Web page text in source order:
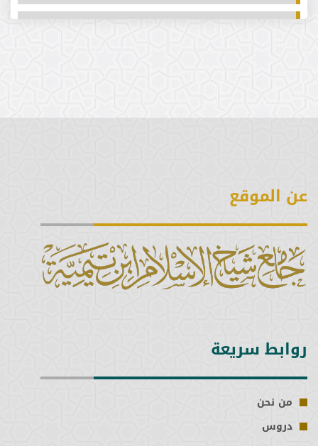
برنامج (دليل)
الدورة (28)
الدورة (27)
الدورة (24)
الدورة (22)
الدورة (21)
عن الموقع
روابط سريعة
من نحن
دروس